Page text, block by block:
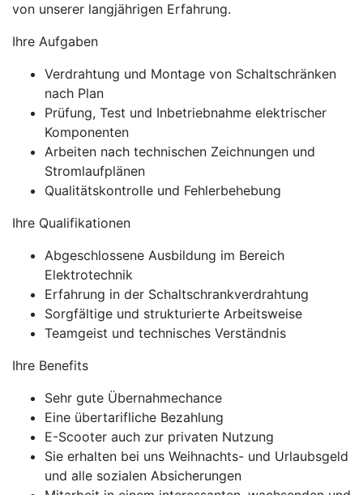
von unserer langjährigen Erfahrung.
Ihre Aufgaben
Verdrahtung und Montage von Schaltschränken
nach Plan
Prüfung, Test und Inbetriebnahme elektrischer
Komponenten
Arbeiten nach technischen Zeichnungen und
Stromlaufplänen
Qualitätskontrolle und Fehlerbehebung
Ihre Qualifikationen
Abgeschlossene Ausbildung im Bereich
Elektrotechnik
Erfahrung in der Schaltschrankverdrahtung
Sorgfältige und strukturierte Arbeitsweise
Teamgeist und technisches Verständnis
Ihre Benefits
Sehr gute Übernahmechance
Eine übertarifliche Bezahlung
E-Scooter auch zur privaten Nutzung
Sie erhalten bei uns Weihnachts- und Urlaubsgeld
und alle sozialen Absicherungen